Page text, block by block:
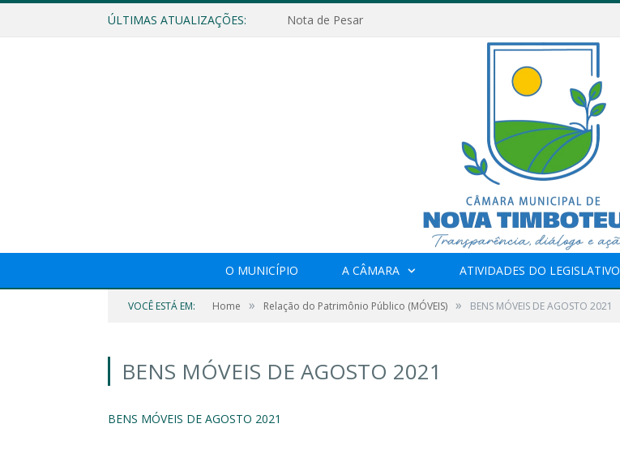
ÚLTIMAS ATUALIZAÇÕES: Nota de Pesar
O MUNICÍPIO A CÂMARA ATIVIDADES DO LEGISLATIVO
VOCÊ ESTÁ EM: Home » Relação do Patrimônio Público (MÓVEIS) » BENS MÓVEIS DE AGOSTO 2021
BENS MÓVEIS DE AGOSTO 2021
BENS MÓVEIS DE AGOSTO 2021